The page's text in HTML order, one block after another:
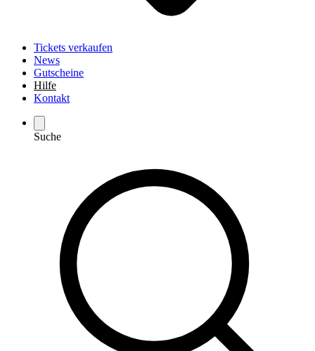
Tickets verkaufen
News
Gutscheine
Hilfe
Kontakt
Suche